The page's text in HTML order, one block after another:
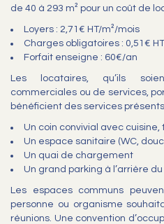
de 40 à 293 m² pour un coût de
Loyers : 2,71€ HT/m²/mois
Charges obligatoires : 0,51€
Forfait enseigne : 60€/an
Les locataires, qu’ils
commerciales ou de services,
bénéficient des services
Un coin convivial avec
Un espace sanitaire (WC,
Un quai de chargement
Un grand parking à l’arrière
Les espaces communs
personne ou organisme
réunions. Une convention